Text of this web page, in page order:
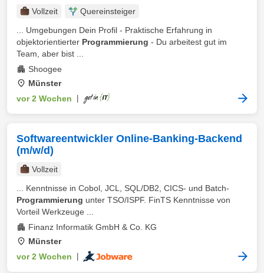
Vollzeit
Quereinsteiger
... Umgebungen Dein Profil - Praktische Erfahrung in
objektorientierter Programmierung - Du arbeitest gut im
Team, aber bist ...
Shoogee
Münster
vor 2 Wochen
Softwareentwickler Online-Banking-Backend
(m/w/d)
Vollzeit
... Kenntnisse in Cobol, JCL, SQL/DB2, CICS- und Batch-
Programmierung unter TSO/ISPF. FinTS Kenntnisse von
Vorteil Werkzeuge ...
Finanz Informatik GmbH & Co. KG
Münster
vor 2 Wochen